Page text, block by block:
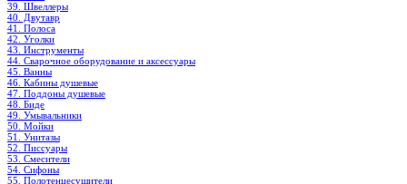
39. Швеллеры
40. Двутавр
41. Полоса
42. Уголки
43. Инструменты
44. Сварочное оборудование и аксессуары
45. Ванны
46. Кабины душевые
47. Поддоны душевые
48. Биде
49. Умывальники
50. Мойки
51. Унитазы
52. Писсуары
53. Смесители
54. Сифоны
55. Полотенцесушители